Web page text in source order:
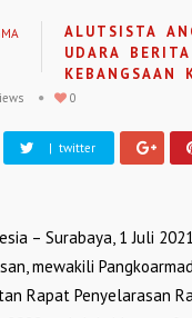
ALUTSISTA
UDARA
BERITA
KEBANGSAAN
0
| twitter
– Surabaya, 1 Juli
mewakili
Rapat Penyelarasan